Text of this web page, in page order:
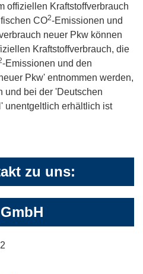
offiziellen Kraftstoffverbrauch
CO2-Emissionen und
neuer Pkw können
Kraftstoffverbrauch, die
-Emissionen und den
Pkw' entnommen werden,
und bei der 'Deutschen
unentgeltlich erhältlich ist
zu uns: